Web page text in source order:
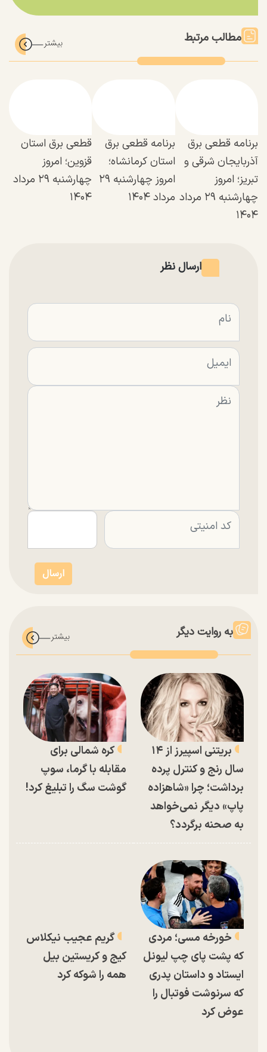
مطالب مرتبط
برنامه قطعی برق
آذربایجان شرقی و
تبریز؛ امروز
چهارشنبه ۲۹ مرداد
۱۴۰۴
برنامه قطعی برق
استان کرمانشاه؛
امروز چهارشنبه ۲۹
مرداد ۱۴۰۴
قطعی برق استان
قزوین؛ امروز
چهارشنبه ۲۹ مرداد
۱۴۰۴
ارسال نظر
به روایت دیگر
بریتنی اسپیرز از ۱۴
سال رنج و کنترل پرده
برداشت؛ چرا «شاهزاده
پاپ» دیگر نمی‌خواهد
به صحنه برگردد؟
کره شمالی برای
مقابله با گرما، سوپ
گوشت سگ را تبلیغ کرد!
خورخه مسی؛ مردی
که پشت پای چپ لیونل
ایستاد و داستان پدری
که سرنوشت فوتبال را
عوض کرد
گریم عجیب نیکلاس
کیج و کریستین بیل
همه را شوکه کرد